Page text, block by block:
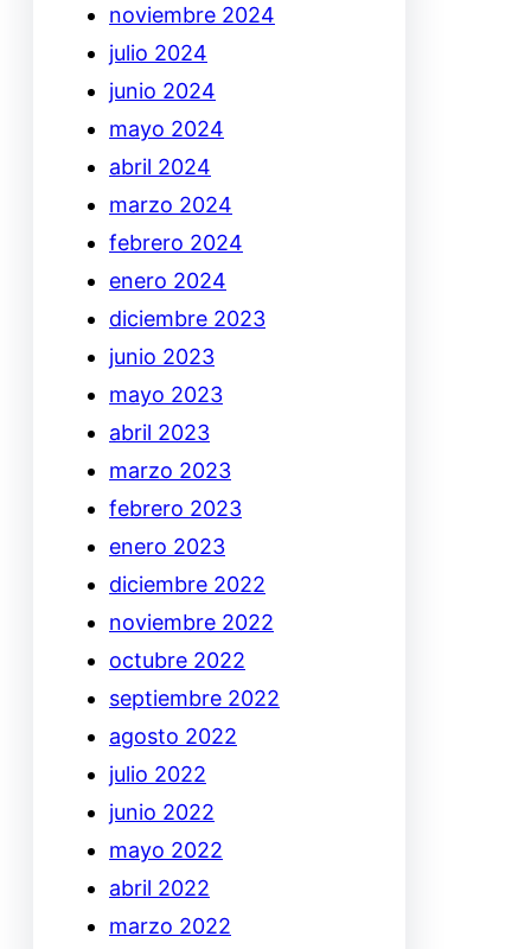
noviembre 2024
julio 2024
junio 2024
mayo 2024
abril 2024
marzo 2024
febrero 2024
enero 2024
diciembre 2023
junio 2023
mayo 2023
abril 2023
marzo 2023
febrero 2023
enero 2023
diciembre 2022
noviembre 2022
octubre 2022
septiembre 2022
agosto 2022
julio 2022
junio 2022
mayo 2022
abril 2022
marzo 2022